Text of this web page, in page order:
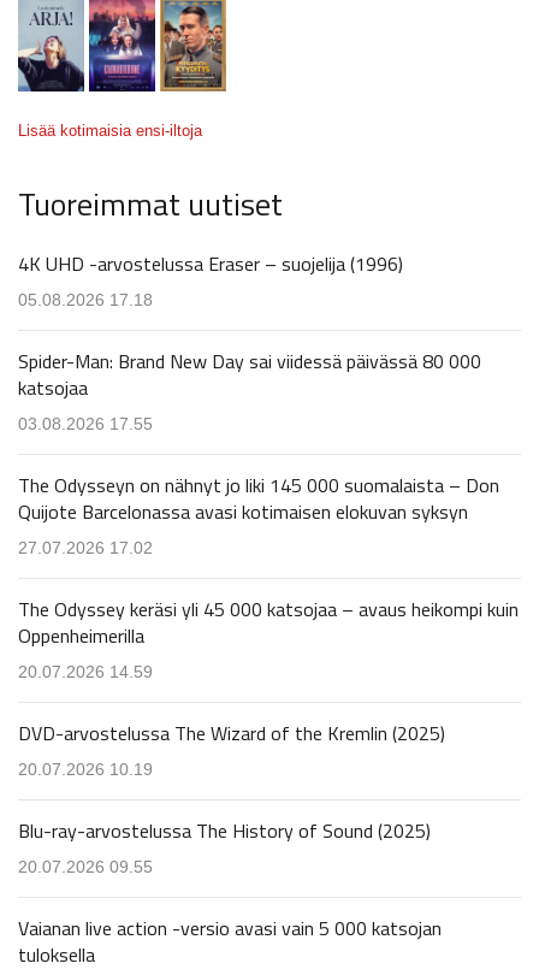
Lisää kotimaisia ensi-iltoja
Tuoreimmat uutiset
4K UHD -arvostelussa Eraser – suojelija (1996)
05.08.2026 17.18
Spider-Man: Brand New Day sai viidessä päivässä 80 000
katsojaa
03.08.2026 17.55
The Odysseyn on nähnyt jo liki 145 000 suomalaista – Don
Quijote Barcelonassa avasi kotimaisen elokuvan syksyn
27.07.2026 17.02
The Odyssey keräsi yli 45 000 katsojaa – avaus heikompi kuin
Oppenheimerilla
20.07.2026 14.59
DVD-arvostelussa The Wizard of the Kremlin (2025)
20.07.2026 10.19
Blu-ray-arvostelussa The History of Sound (2025)
20.07.2026 09.55
Vaianan live action -versio avasi vain 5 000 katsojan
tuloksella